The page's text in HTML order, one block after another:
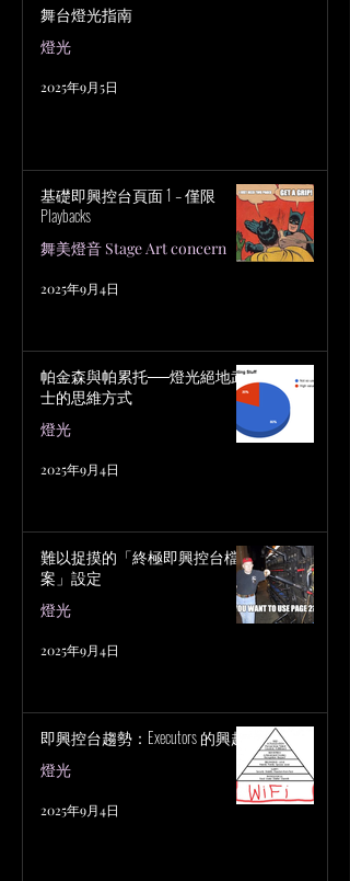
舞台燈光指南
燈光
2025年9月5日
基礎即興控台頁面 1 – 僅限
Playbacks
舞美燈音 Stage Art concern
2025年9月4日
帕金森與帕累托──燈光絕地武
士的思維方式
燈光
2025年9月4日
難以捉摸的「終極即興控台檔
案」設定
燈光
2025年9月4日
即興控台趨勢：Executors 的興起
燈光
2025年9月4日